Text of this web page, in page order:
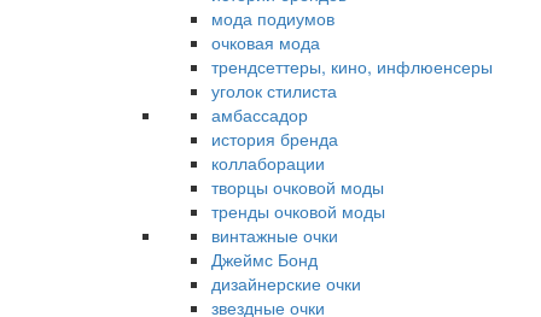
мода подиумов
очковая мода
трендсеттеры, кино, инфлюенсеры
уголок стилиста
амбассадор
история бренда
коллаборации
творцы очковой моды
тренды очковой моды
винтажные очки
Джеймс Бонд
дизайнерские очки
звездные очки